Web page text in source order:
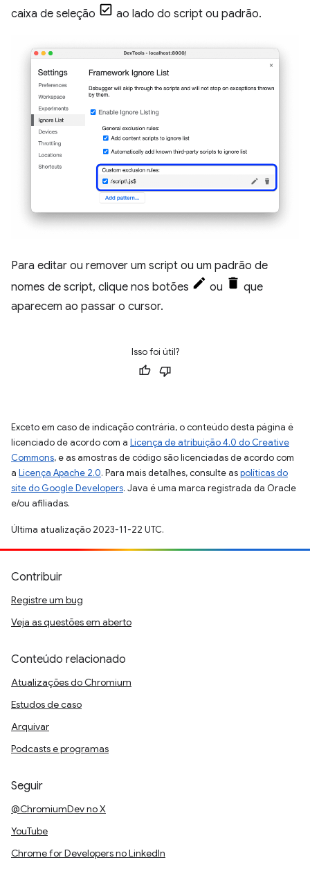
caixa de seleção
ao lado do script ou padrão.
Para editar ou remover um script ou um padrão de
nomes de script, clique nos botões
ou
que
aparecem ao passar o cursor.
Isso foi útil?
Exceto em caso de indicação contrária, o conteúdo desta página é
licenciado de acordo com a Licença de atribuição 4.0 do Creative
Commons, e as amostras de código são licenciadas de acordo com
a Licença Apache 2.0. Para mais detalhes, consulte aspolíticas do
site do Google Developers. Java é uma marca registrada da Oracle
e/ou afiliadas.
Última atualização 2023-11-22 UTC.
Contribuir
Registre um bug
Veja as questões em aberto
Conteúdo relacionado
Atualizações do Chromium
Estudos de caso
Arquivar
Podcasts e programas
Seguir
@ChromiumDev no X
YouTube
Chrome for Developers no LinkedIn